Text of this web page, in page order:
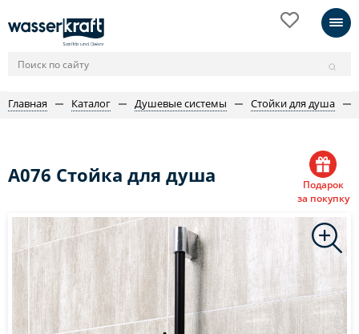
Главная Каталог Душевые системы Стойки для душа
A076 Стойка для душа
Подарок
за покупку